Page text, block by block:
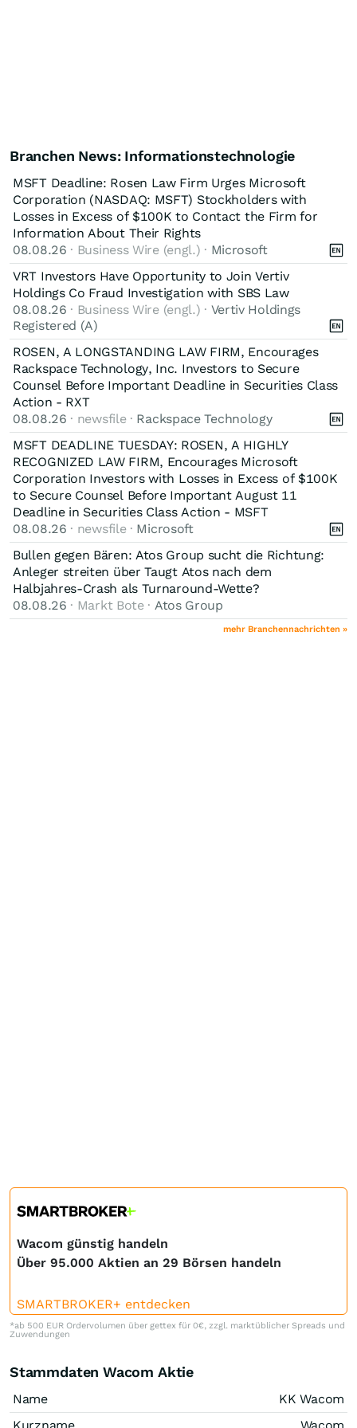
Branchen News: Informationstechnologie
MSFT Deadline: Rosen Law Firm Urges Microsoft
Corporation (NASDAQ: MSFT) Stockholders with
Losses in Excess of $100K to Contact the Firm for
Information About Their Rights
08.08.26 · Business Wire (engl.) · Microsoft
VRT Investors Have Opportunity to Join Vertiv
Holdings Co Fraud Investigation with SBS Law
08.08.26 · Business Wire (engl.) · Vertiv Holdings
Registered (A)
ROSEN, A LONGSTANDING LAW FIRM, Encourages
Rackspace Technology, Inc. Investors to Secure
Counsel Before Important Deadline in Securities Class
Action - RXT
08.08.26 · newsfile · Rackspace Technology
MSFT DEADLINE TUESDAY: ROSEN, A HIGHLY
RECOGNIZED LAW FIRM, Encourages Microsoft
Corporation Investors with Losses in Excess of $100K
to Secure Counsel Before Important August 11
Deadline in Securities Class Action - MSFT
08.08.26 · newsfile · Microsoft
Bullen gegen Bären: Atos Group sucht die Richtung:
Anleger streiten über Taugt Atos nach dem
Halbjahres-Crash als Turnaround-Wette?
08.08.26 · Markt Bote · Atos Group
mehr Branchennachrichten »
Wacom günstig handeln
Über 95.000 Aktien an 29 Börsen handeln
SMARTBROKER+ entdecken
*ab 500 EUR Ordervolumen über gettex für 0€, zzgl. marktüblicher Spreads und
Zuwendungen
Stammdaten Wacom Aktie
Name
KK Wacom